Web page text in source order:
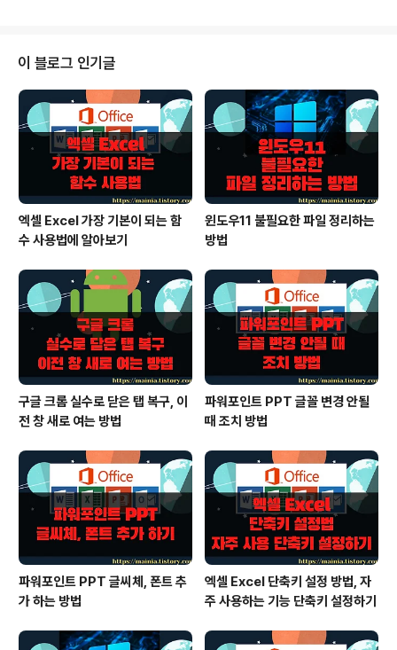
창 메뉴를 클릭합니다. 단축키는 Ctrl + Shift + N 입니다.
▼ 시크릿 모드 창이 화면에 나타났습니다. 시크릿 모드는
크롬의 검색 기록, 방문 기록을 하고 싶지 않을 때 사용하는
창입니다. 만약 유튜브 사이트에 로그인한 상태에서 시크
릿 모드로 시청했다면 시청 기록은 남습니다. 헷갈리지 마
시기 바랍니..
이 블로그 인기글
엑셀 Excel 가장 기본이 되는 함
수 사용법에 알아보기
윈도우11 불필요한 파일 정리하는
방법
구글 크롬 실수로 닫은 탭 복구, 이
전 창 새로 여는 방법
파워포인트 PPT 글꼴 변경 안될
때 조치 방법
파워포인트 PPT 글씨체, 폰트 추
가 하는 방법
엑셀 Excel 단축키 설정 방법, 자
주 사용하는 기능 단축키 설정하기